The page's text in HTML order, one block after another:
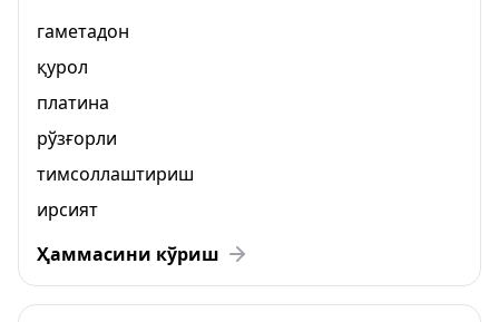
гаметадон
қурол
платина
рўзғорли
тимсоллаштириш
ирсият
Ҳаммасини кўриш